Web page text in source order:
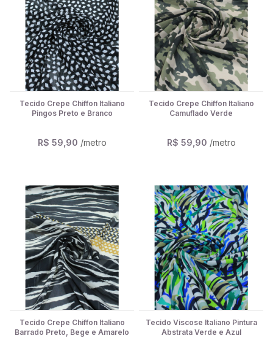
Tecido Crepe Chiffon Italiano
Pingos Preto e Branco
R$ 59,90 /metro
Tecido Crepe Chiffon Italiano
Camuflado Verde
R$ 59,90 /metro
Tecido Crepe Chiffon Italiano
Barrado Preto, Bege e Amarelo
Tecido Viscose Italiano Pintura
Abstrata Verde e Azul